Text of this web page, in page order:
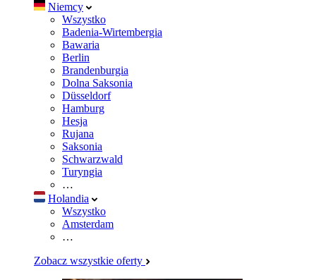
Niemcy
Wszystko
Badenia-Wirtembergia
Bawaria
Berlin
Brandenburgia
Dolna Saksonia
Düsseldorf
Hamburg
Hesja
Rujana
Saksonia
Schwarzwald
Turyngia
…
Holandia
Wszystko
Amsterdam
…
Zobacz wszystkie oferty